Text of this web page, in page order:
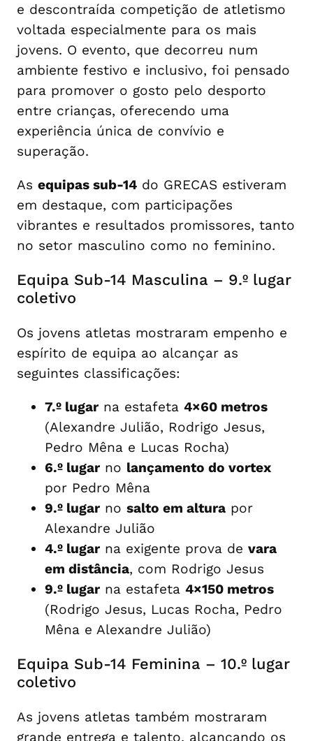
e descontraída competição de atletismo
voltada especialmente para os mais
jovens. O evento, que decorreu num
ambiente festivo e inclusivo, foi pensado
para promover o gosto pelo desporto
entre crianças, oferecendo uma
experiência única de convívio e
superação.
As equipas sub-14 do GRECAS estiveram
em destaque, com participações
vibrantes e resultados promissores, tanto
no setor masculino como no feminino.
Equipa Sub-14 Masculina – 9.º lugar
coletivo
Os jovens atletas mostraram empenho e
espírito de equipa ao alcançar as
seguintes classificações:
7.º lugar na estafeta 4×60 metros
(Alexandre Julião, Rodrigo Jesus,
Pedro Mêna e Lucas Rocha)
6.º lugar no lançamento do vortex
por Pedro Mêna
9.º lugar no salto em altura por
Alexandre Julião
4.º lugar na exigente prova de vara
em distância, com Rodrigo Jesus
9.º lugar na estafeta 4×150 metros
(Rodrigo Jesus, Lucas Rocha, Pedro
Mêna e Alexandre Julião)
Equipa Sub-14 Feminina – 10.º lugar
coletivo
As jovens atletas também mostraram
grande entrega e talento, alcançando os